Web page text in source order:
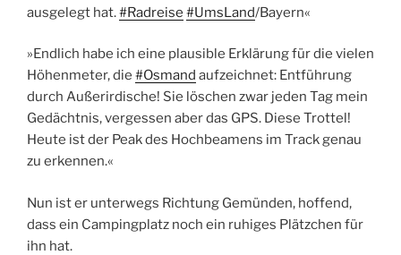
ausgelegt hat.#Radreise #UmsLand/Bayern«
»Endlich habe ich eine plausible Erklärung für die vielen
Höhenmeter, die #Osmand aufzeichnet: Entführung
durch Außerirdische! Sie löschen zwar jeden Tag mein
Gedächtnis, vergessen aber das GPS. Diese Trottel!
Heute ist der Peak des Hochbeamens im Track genau
zu erkennen.«
Nun ist er unterwegs Richtung Gemünden, hoffend,
dass ein Campingplatz noch ein ruhiges Plätzchen für
ihn hat.